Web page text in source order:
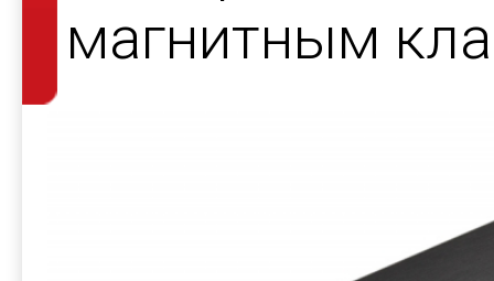
магнитным